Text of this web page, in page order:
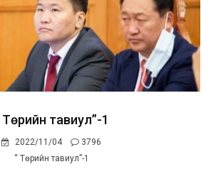
Төрийн тавиул”-1
2022/11/04
3796
“ Төрийн тавиул”-1